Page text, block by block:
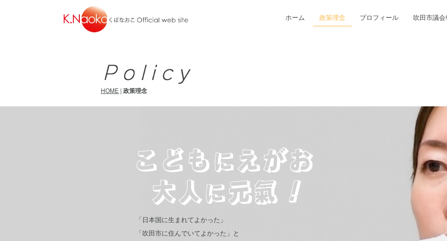
ホーム 政策理念 プロフィール 吹田市議
HOME | 政策理念
「日本国に生まれてよかった」
「吹田市に住んでいてよかった」と